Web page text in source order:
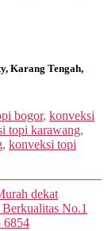
Karang Tengah,
bogor, konveksi
topi karawang,
, konveksi topi
dekat
No.1
6854